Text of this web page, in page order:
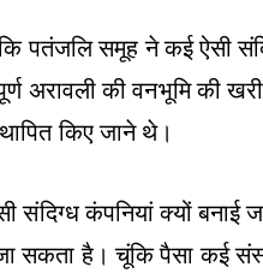
पतंजलि समूह ने कई ऐसी
अरावली की वनभूमि
किए जाने थे।
संदिग्ध कंपनियां क्यों
सकता है। चूंकि पैसा कई